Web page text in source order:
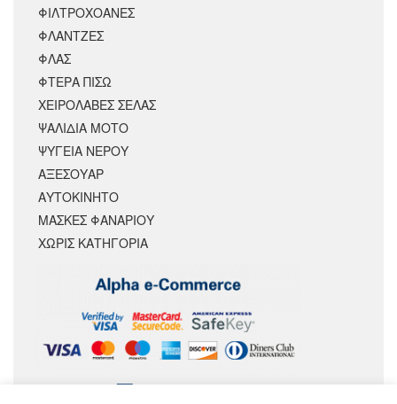
ΦΙΛΤΡΟΧΟΑΝΕΣ
ΦΛΑΝΤΖΕΣ
ΦΛΑΣ
ΦΤΕΡΑ ΠΙΣΩ
ΧΕΙΡΟΛΑΒΕΣ ΣΕΛΑΣ
ΨΑΛΙΔΙΑ ΜΟΤΟ
ΨΥΓΕΙΑ ΝΕΡΟΥ
ΑΞΕΣΟΥΆΡ
ΑΥΤΟΚΙΝΗΤΟ
ΜΑΣΚΕΣ ΦΑΝΑΡΙΟΥ
ΧΩΡΊΣ ΚΑΤΗΓΟΡΊΑ